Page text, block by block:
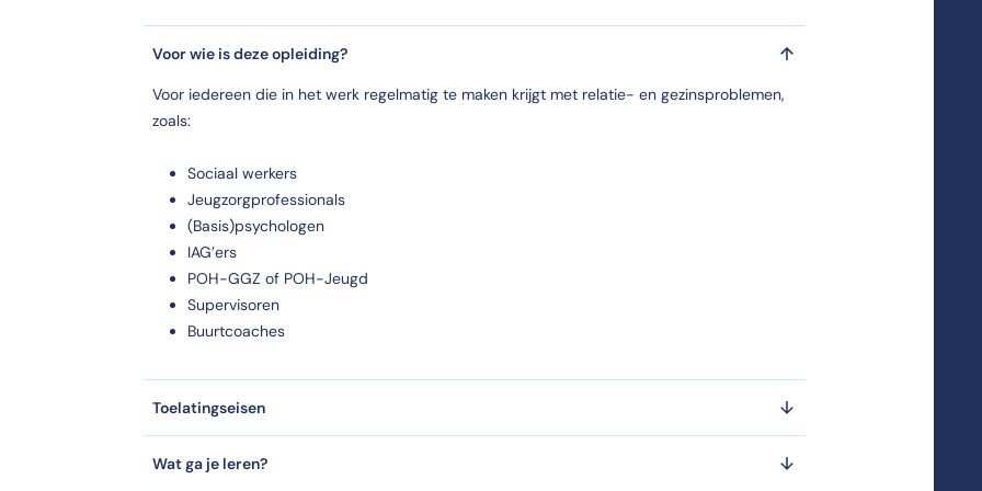
en POH-GGZ/-Jeugd?
Work.
Jeugd aangeboden?
Voor wie is deze opleiding?
Voor iedereen die in het werk regelmatig te maken krijgt met relatie- en gezinsproblemen,
zoals:
Sociaal werkers
Jeugzorgprofessionals
(Basis)psychologen
IAG’ers
POH-GGZ of POH-Jeugd
Supervisoren
Buurtcoaches
Toelatingseisen
Wat ga je leren?